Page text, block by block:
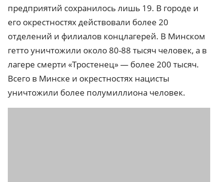
предприятий сохранилось лишь 19. В городе и
его окрестностях действовали более 20
отделений и филиалов концлагерей. В Минском
гетто уничтожили около 80-88 тысяч человек, а в
лагере смерти «Тростенец» — более 200 тысяч.
Всего в Минске и окрестностях нацисты
уничтожили более полумиллиона человек.